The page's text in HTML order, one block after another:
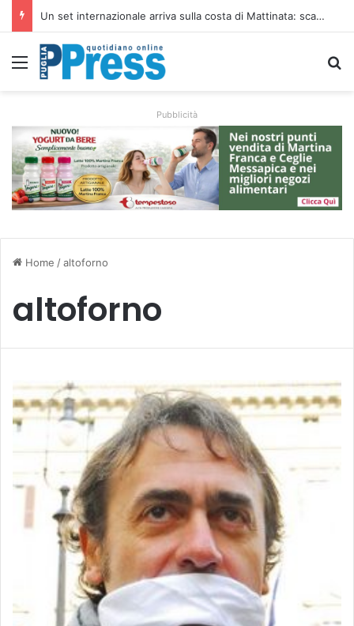
Un set internazionale arriva sulla costa di Mattinata: scattano i divieti alla Baia dei Faraglioni
Menu
Pubblicità
Home /altoforno
altoforno